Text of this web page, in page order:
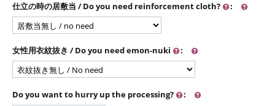
仕立の時の居敷当 / Do you need reinforcement cloth? :
女性用衣紋抜き / Do you need emon-nuki :
Do you want to hurry up the processing? :